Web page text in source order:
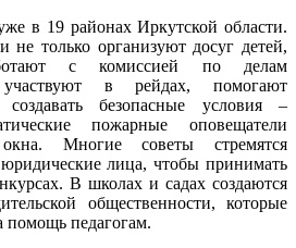
в 19 районах Иркутской области.
не только организуют досуг детей,
с комиссией по делам
участвуют в рейдах, помогают
безопасные условия –
пожарные оповещатели
Многие советы стремятся
юридические лица, чтобы принимать
В школах и садах создаются
общественности, которые
помощь педагогам.